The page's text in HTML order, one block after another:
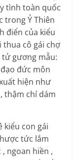
tình toàn quốc
trong Ỷ Thiên
điển của kiểu
thua cô gái chợ
tử gương mẫu:
đức môn
hiện như
thậm chí dám
kiểu con gái
tức lắm
ngoan hiền ,